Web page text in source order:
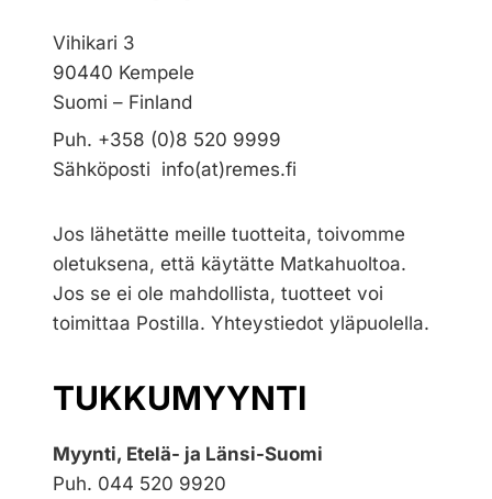
Vihikari 3
90440 Kempele
Suomi – Finland
Puh. +358 (0)8 520 9999
Sähköposti info(at)remes.fi
Jos lähetätte meille tuotteita, toivomme
oletuksena, että käytätte Matkahuoltoa.
Jos se ei ole mahdollista, tuotteet voi
toimittaa Postilla. Yhteystiedot yläpuolella.
TUKKUMYYNTI
Myynti, Etelä- ja Länsi-Suomi
Puh. 044 520 9920